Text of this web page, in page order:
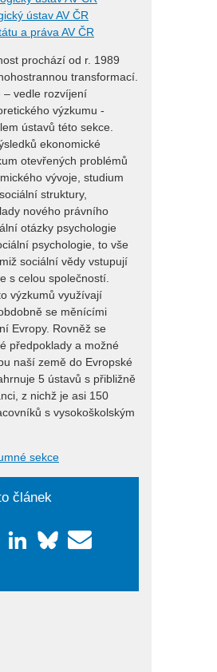
ústav AV ČR
a práva AV ČR
prochází od r. 1989
transformací.
– vedle rozvíjení
výzkumu -
ústavů této sekce.
ekonomické
otevřených problémů
vývoje, studium
struktury,
nového právního
otázky psychologie
psychologie, to vše
sociální vědy vstupují
s celou společností.
výzkumů využívají
se měnícími
Evropy. Rovněž se
předpoklady a možné
naší země do Evropské
5 ústavů s přibližně
z nichž je asi 150
s vysokoškolským
sekce
článek